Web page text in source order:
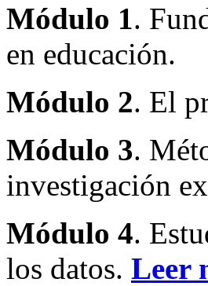
Módulo 1.
en educación.
Módulo 2. El
Módulo 3.
investigación
Módulo 4.
los datos. Leer